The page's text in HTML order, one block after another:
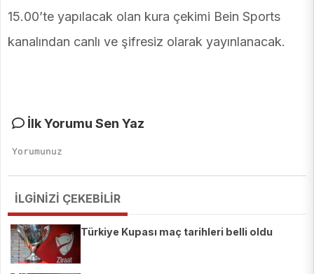
15.00’te yapılacak olan kura çekimi Bein Sports
kanalından canlı ve şifresiz olarak yayınlanacak.
İlk Yorumu Sen Yaz
İLGİNİZİ ÇEKEBİLİR
Türkiye Kupası maç tarihleri belli oldu